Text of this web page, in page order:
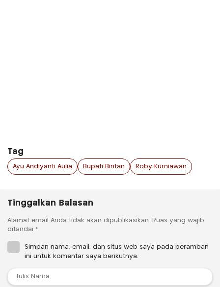
Tag
Ayu Andiyanti Aulia Bupati Bintan Roby Kurniawan
Tinggalkan Balasan
Alamat email Anda tidak akan dipublikasikan. Ruas yang wajib
ditandai *
Simpan nama, email, dan situs web saya pada peramban
ini untuk komentar saya berikutnya.